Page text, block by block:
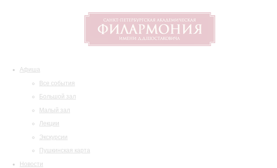
Афиша
Все события
Большой зал
Малый зал
Лекции
Экскурсии
Пушкинская карта
Новости